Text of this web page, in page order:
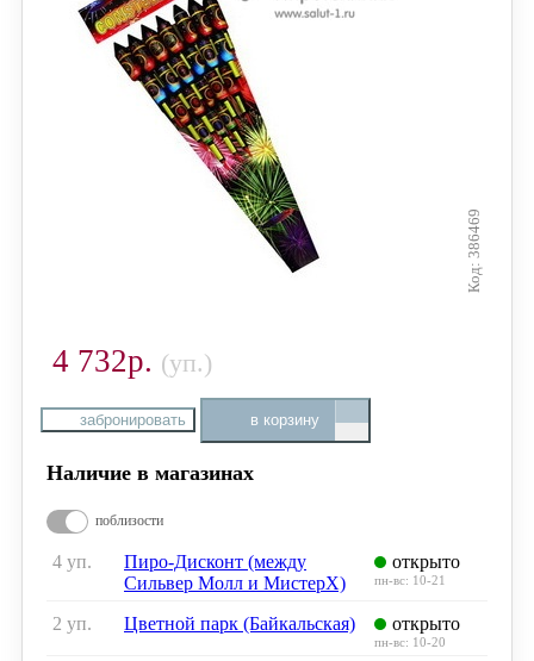
386469
4 732р. (уп.)
забронировать в корзину
Наличие в магазинах
поблизости
4 уп.
Пиро-Дисконт (между
Сильвер Молл и МистерХ)
открыто
пн-вс: 10-21
2 уп. Цветной парк (Байкальская) открыто
пн-вс: 10-20